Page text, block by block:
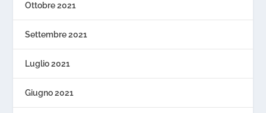
Ottobre 2021
Settembre 2021
Luglio 2021
Giugno 2021